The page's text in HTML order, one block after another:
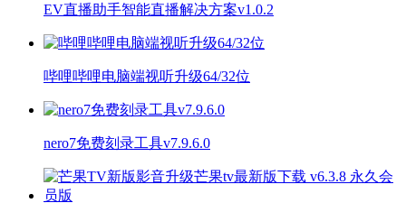
EV直播助手智能直播解决方案v1.0.2
哔哩哔哩电脑端视听升级64/32位
nero7免费刻录工具v7.9.6.0